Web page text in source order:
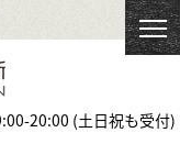
20:00 (土日祝も受付)